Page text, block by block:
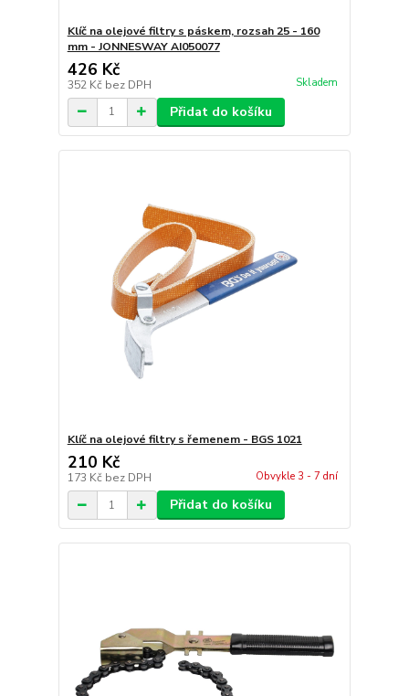
Klíč na olejové filtry s páskem, rozsah 25 - 160
mm - JONNESWAY AI050077
426 Kč
352 Kč bez DPH Skladem
Přidat do košíku
Klíč na olejové filtry s řemenem - BGS 1021
210 Kč
173 Kč bez DPH Obvykle 3 - 7 dní
Přidat do košíku